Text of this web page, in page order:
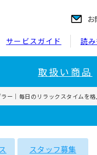
お
サービスガイド 読
取扱い商品
ー｜毎日のリラックスタイムを
スタッフ募集